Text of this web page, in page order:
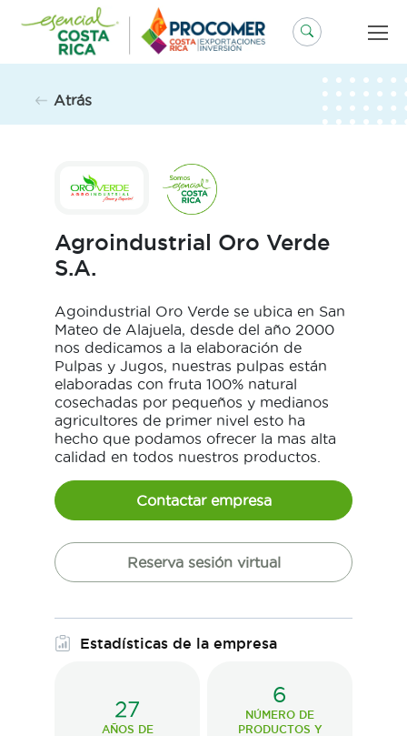
contenido
Atrás
Agroindustrial Oro Verde
S.A.
Agoindustrial Oro Verde se ubica en San
Mateo de Alajuela, desde del año 2000
nos dedicamos a la elaboración de
Pulpas y Jugos, nuestras pulpas están
elaboradas con fruta 100% natural
cosechadas por pequeños y medianos
agricultores de primer nivel esto ha
hecho que podamos ofrecer la mas alta
calidad en todos nuestros productos.
Contactar empresa
Reserva sesión virtual
Estadísticas de la empresa
27
AÑOS DE
6
NÚMERO DE
PRODUCTOS Y